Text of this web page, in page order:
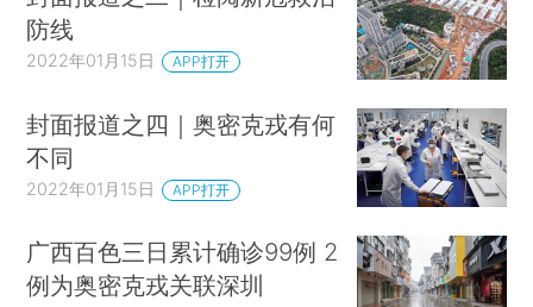
防线
2022年01月15日 APP打开
封面报道之四｜奥密克戎有何
不同
2022年01月15日 APP打开
广西百色三日累计确诊99例 2
例为奥密克戎关联深圳